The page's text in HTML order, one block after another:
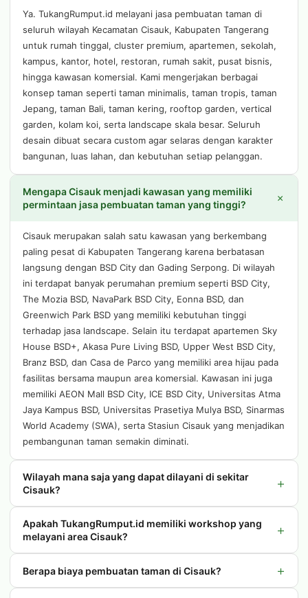
Ya. TukangRumput.id melayani jasa pembuatan taman di
seluruh wilayah Kecamatan Cisauk, Kabupaten Tangerang
untuk rumah tinggal, cluster premium, apartemen, sekolah,
kampus, kantor, hotel, restoran, rumah sakit, pusat bisnis,
hingga kawasan komersial. Kami mengerjakan berbagai
konsep taman seperti taman minimalis, taman tropis, taman
Jepang, taman Bali, taman kering, rooftop garden, vertical
garden, kolam koi, serta landscape skala besar. Seluruh
desain dibuat secara custom agar selaras dengan karakter
bangunan, luas lahan, dan kebutuhan setiap pelanggan.
Mengapa Cisauk menjadi kawasan yang memiliki
permintaan jasa pembuatan taman yang tinggi?
+
Cisauk merupakan salah satu kawasan yang berkembang
paling pesat di Kabupaten Tangerang karena berbatasan
langsung dengan BSD City dan Gading Serpong. Di wilayah
ini terdapat banyak perumahan premium seperti BSD City,
The Mozia BSD, NavaPark BSD City, Eonna BSD, dan
Greenwich Park BSD yang memiliki kebutuhan tinggi
terhadap jasa landscape. Selain itu terdapat apartemen Sky
House BSD+, Akasa Pure Living BSD, Upper West BSD City,
Branz BSD, dan Casa de Parco yang memiliki area hijau pada
fasilitas bersama maupun area komersial. Kawasan ini juga
memiliki AEON Mall BSD City, ICE BSD City, Universitas Atma
Jaya Kampus BSD, Universitas Prasetiya Mulya BSD, Sinarmas
World Academy (SWA), serta Stasiun Cisauk yang menjadikan
pembangunan taman semakin diminati.
Wilayah mana saja yang dapat dilayani di sekitar
Cisauk?
+
Apakah TukangRumput.id memiliki workshop yang
melayani area Cisauk?
+
Berapa biaya pembuatan taman di Cisauk? +